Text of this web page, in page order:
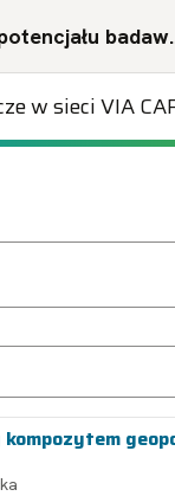
Baza potencjału
w sieci VIA